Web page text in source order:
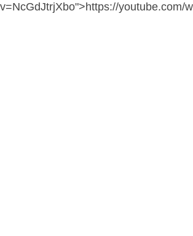
v=NcGdJtrjXbo">https://youtube.com/